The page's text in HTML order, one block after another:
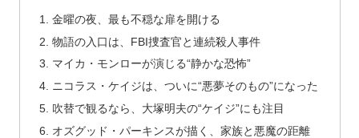
金曜の夜、最も不穏な扉を開ける
物語の入口は、FBI捜査官と連続殺人事件
マイカ・モンローが演じる“静かな恐怖”
ニコラス・ケイジは、ついに“悪夢そのもの”になった
吹替で観るなら、大塚明夫の“ケイジ”にも注目
オズグッド・パーキンスが描く、家族と悪魔の距離